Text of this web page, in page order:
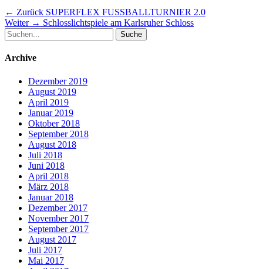
Beitragsnavigation
← Zurück Vorheriger
Beitrag:
SUPERFLEX FUSSBALLTURNIER 2.0
Weiter → Nächster
Schlosslichtspiele am Karlsruher Schloss
Suche
nach:
Archive
Dezember 2019
August 2019
April 2019
Januar 2019
Oktober 2018
September 2018
August 2018
Juli 2018
Juni 2018
April 2018
März 2018
Januar 2018
Dezember 2017
November 2017
September 2017
August 2017
Juli 2017
Mai 2017